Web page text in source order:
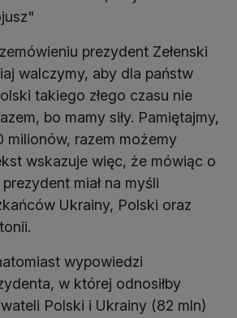
prezydent Zełenski
walczymy, aby dla państw
takiego złego czasu nie
bo mamy siły. Pamiętajmy,
milionów, razem możemy
wskazuje więc, że mówiąc o
miał na myśli
Ukrainy, Polski oraz
wypowiedzi
w której odnosiłby
Polski i Ukrainy (82 mln)